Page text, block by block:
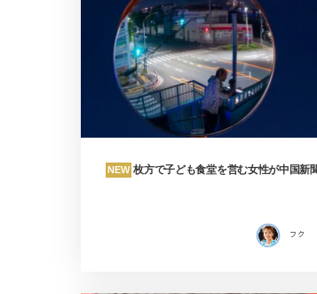
NEW 枚方で子ども食堂を営む女性が中国新
フク